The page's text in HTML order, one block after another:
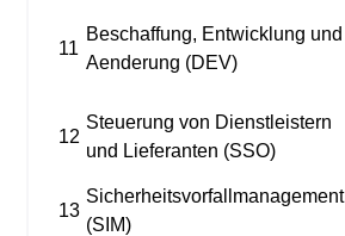
11
Beschaffung, Entwicklung und
Aenderung (DEV)
12
Steuerung von Dienstleistern
und Lieferanten (SSO)
13
Sicherheitsvorfallmanagement
(SIM)